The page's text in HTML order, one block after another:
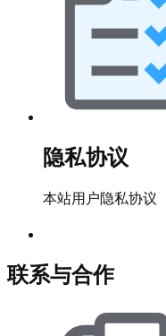
隐私协议
本站用户隐私协议
联系与合作